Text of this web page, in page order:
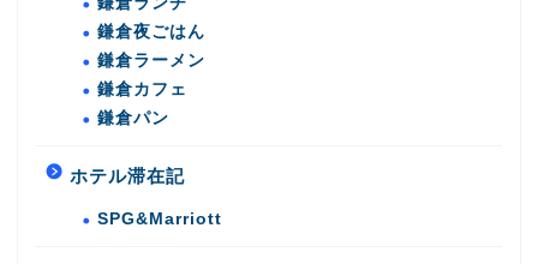
鎌倉夜ごはん
鎌倉ラーメン
鎌倉カフェ
鎌倉パン
ホテル滞在記
SPG&Marriott